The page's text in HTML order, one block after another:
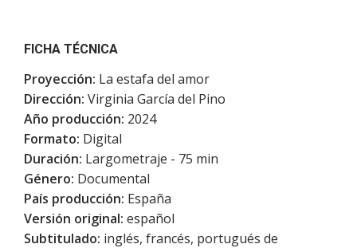
FICHA TÉCNICA
Proyección: La estafa del amor
Dirección: Virginia García del Pino
Año producción: 2024
Formato: Digital
Duración: Largometraje - 75 min
Género: Documental
País producción: España
Versión original: español
Subtitulado: inglés, francés, portugués de